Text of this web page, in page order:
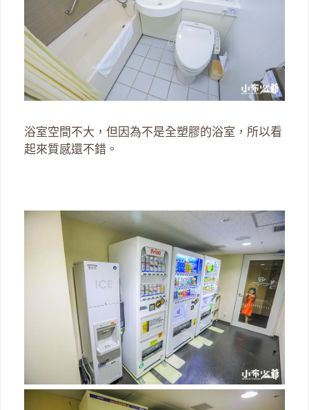
浴室空間不大，但因為不是全塑膠的浴室，所以看
起來質感還不錯。